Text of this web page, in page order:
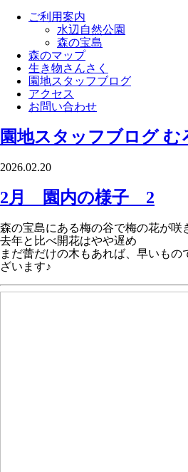
ご利用案内
水辺自然公園
森の宝島
森のマップ
生き物さんさく
園地スタッフブログ
アクセス
お問い合わせ
園地スタッフブログ む
2026.02.20
2月 園内の様子 2
森の宝島にある梅の谷で梅の花が咲
去年と比べ開花はやや遅め
まだ蕾だけの木もあれば、早いもの
ざいます♪